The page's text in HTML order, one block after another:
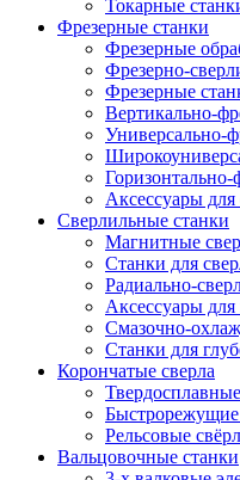
Токарные
Фрезерные станки
Фрезерные
Фрезерно-
Фрезерные
Вертикально-
Универсально-
Горизонтально-
Аксессуары
Сверлильные станки
Магнитные
Станки для
Радиально-
Аксессуары
Смазочно-
Станки для
Корончатые сверла
Быстрорежущие
Рельсовые
Вальцовочные станки